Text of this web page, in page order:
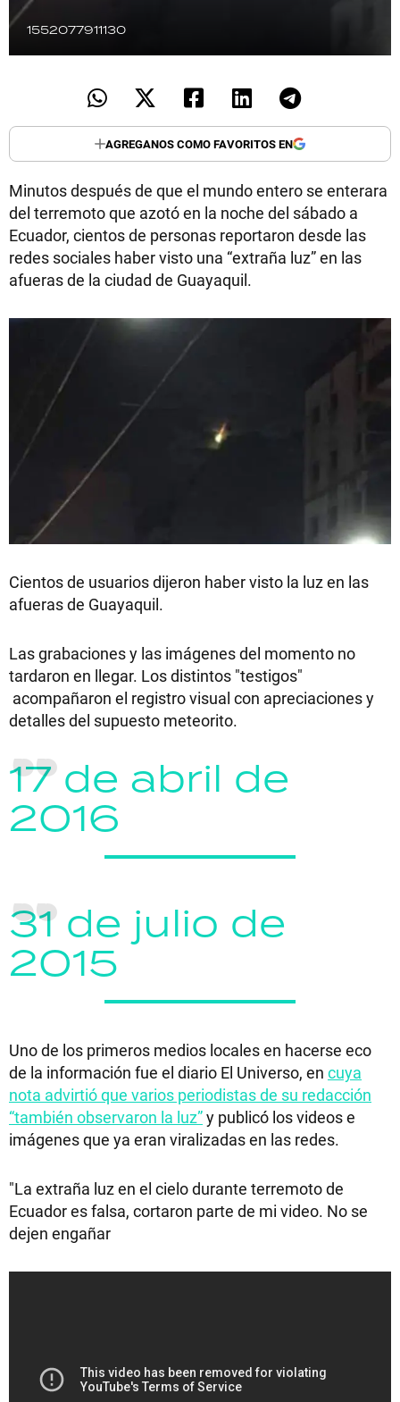
1552077911130
AGREGANOS COMO FAVORITOS EN
Minutos después de que el mundo entero se enterara
del terremoto que azotó en la noche del sábado a
Ecuador, cientos de personas reportaron desde las
redes sociales haber visto una “extraña luz” en las
afueras de la ciudad de Guayaquil.
Cientos de usuarios dijeron haber visto la luz en las
afueras de Guayaquil.
Las grabaciones y las imágenes del momento no
tardaron en llegar. Los distintos "testigos"
acompañaron el registro visual con apreciaciones y
detalles del supuesto meteorito.
17 de abril de
2016
31 de julio de
2015
Uno de los primeros medios locales en hacerse eco
de la información fue el diario El Universo, en cuya
nota advirtió que varios periodistas de su redacción
“también observaron la luz”y publicó los videos e
imágenes que ya eran viralizadas en las redes.
"La extraña luz en el cielo durante terremoto de
Ecuador es falsa, cortaron parte de mi video. No se
dejen engañar